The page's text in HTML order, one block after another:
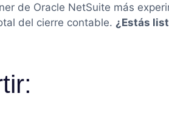
de Oracle NetSuite más
del cierre contable. ¿Estás